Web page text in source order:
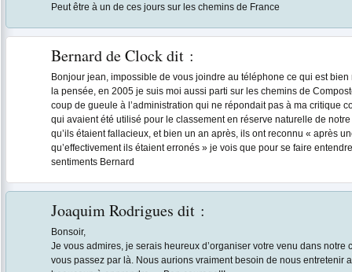
Peut être à un de ces jours sur les chemins de France
Bernard de Clockdit :
Bonjour jean, impossible de vous joindre au téléphone ce qui est
la pensée, en 2005 je suis moi aussi parti sur les chemins de
coup de gueule à l’administration qui ne répondait pas à ma critique
qui avaient été utilisé pour le classement en réserve naturelle de
qu’ils étaient fallacieux, et bien un an après, ils ont reconnu « après
qu’effectivement ils étaient erronés » je vois que pour se faire
sentiments Bernard
Joaquim Rodrigues dit :
Bonsoir,
Je vous admires, je serais heureux d’organiser votre venu dans notre
vous passez par là. Nous aurions vraiment besoin de nous entretenir